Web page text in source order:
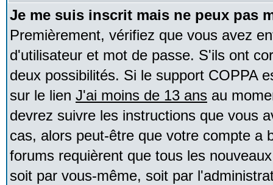
Je me suis inscrit mais ne peux pas
Premièrement, vérifiez que vous avez
d'utilisateur et mot de passe. S'ils ont
deux possibilités. Si le support COPPA
sur le lien J'ai moins de 13 ans au
devrez suivre les instructions que vous
cas, alors peut-être que votre compte a
forums requièrent que tous les
soit par vous-même, soit par